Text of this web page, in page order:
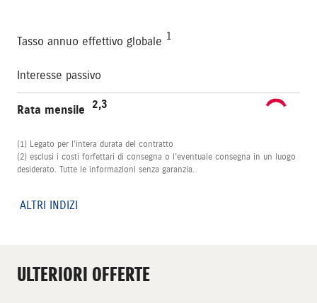
Tasso annuo effettivo globale 1
Interesse passivo
Rata mensile 2,3
(1) Legato per l’intera durata del contratto
(2) esclusi i costi forfettari di consegna o l’eventuale consegna in un luogo
desiderato. Tutte le informazioni senza garanzia.
ALTRI INDIZI
ULTERIORI OFFERTE